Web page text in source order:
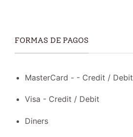
FORMAS DE PAGOS
MasterCard - - Credit / Debit
Visa - Credit / Debit
Diners